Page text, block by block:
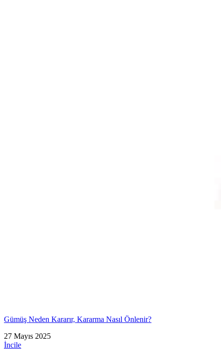
Gümüş Neden Kararır, Kararma Nasıl Önlenir?
27 Mayıs 2025
İncile